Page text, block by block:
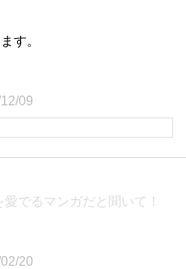
す。
09
愛でるマンガだと聞いて！
20